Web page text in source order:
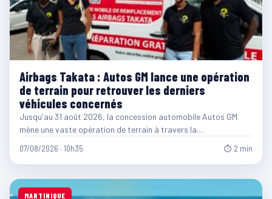
Airbags Takata : Autos GM lance une opération
de terrain pour retrouver les derniers
véhicules concernés
Jusqu'au 31 août 2026, la concession automobile Autos GM
mène une vaste opération de terrain à travers la…
07/08/2026 · 10h35 ⏱ 2 min
MARTINIQUE